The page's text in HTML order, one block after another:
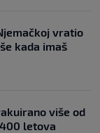
vratio
kada imaš
više od
letova